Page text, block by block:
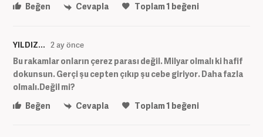
Beğen
Cevapla Toplam1 beğeni
YILDIZ... 2 ay önce
Bu rakamlar onların çerez parası değil. Milyar olmalı ki hafif
dokunsun. Gerçi şu cepten çıkıp şu cebe giriyor. Daha fazla
olmalı.Değil mi?
Beğen
Cevapla Toplam1 beğeni